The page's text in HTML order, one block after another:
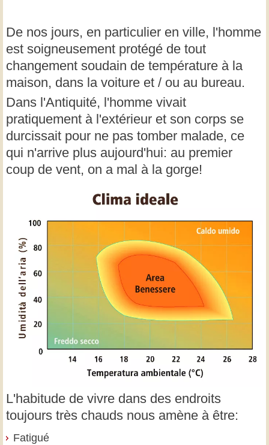
De nos jours, en particulier en ville, l'homme
est soigneusement protégé de tout
changement soudain de température à la
maison, dans la voiture et / ou au bureau.
Dans l'Antiquité, l'homme vivait
pratiquement à l'extérieur et son corps se
durcissait pour ne pas tomber malade, ce
qui n'arrive plus aujourd'hui: au premier
coup de vent, on a mal à la gorge!
L'habitude de vivre dans des endroits
toujours très chauds nous amène à être:
Fatigué